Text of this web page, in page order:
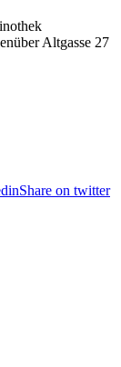
Altgasse 27
Share on twitter